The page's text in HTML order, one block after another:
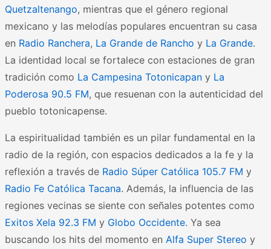
Quetzaltenango, mientras que el género regional
mexicano y las melodías populares encuentran su casa
en Radio Ranchera, La Grande de Rancho y La Grande.
La identidad local se fortalece con estaciones de gran
tradición como La Campesina Totonicapan y La
Poderosa 90.5 FM, que resuenan con la autenticidad del
pueblo totonicapense.
La espiritualidad también es un pilar fundamental en la
radio de la región, con espacios dedicados a la fe y la
reflexión a través de Radio Súper Católica 105.7 FM y
Radio Fe Católica Tacana. Además, la influencia de las
regiones vecinas se siente con señales potentes como
Exitos Xela 92.3 FM y Globo Occidente. Ya sea
buscando los hits del momento en Alfa Super Stereo y